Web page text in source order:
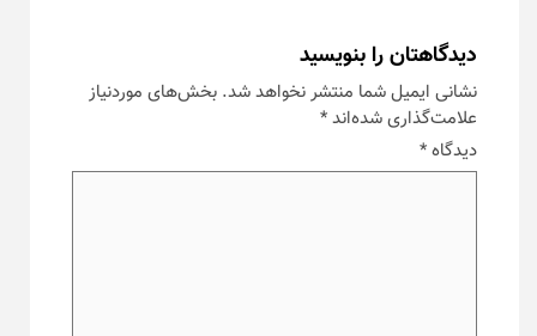
دیدگاهتان را بنویسید
نشانی ایمیل شما منتشر نخواهد شد. بخش‌های موردنیاز
علامت‌گذاری شده‌اند*
دیدگاه*